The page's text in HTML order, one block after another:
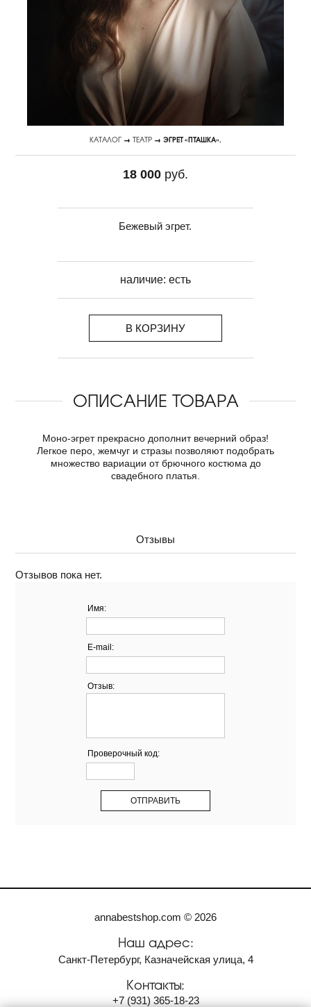
КАТАЛОГ → ТЕАТР → ЭГРЕТ «ПТАШКА».
Бежевый эгрет.
наличие: есть
18 000руб.
В КОРЗИНУ
ОПИСАНИЕ ТОВАРА
Моно-эгрет прекрасно дополнит вечерний образ!
Легкое перо, жемчуг и стразы позволяют подобрать
множество вариации от брючного костюма до
свадебного платья.
Отзывы
Отзывов пока нет.
Имя:
E-mail:
Отзыв:
Проверочный код:
annabestshop.com © 2026
Наш адрес:
Санкт-Петербург, Казначейская улица, 4
Контакты:
+7 (931) 365-18-23